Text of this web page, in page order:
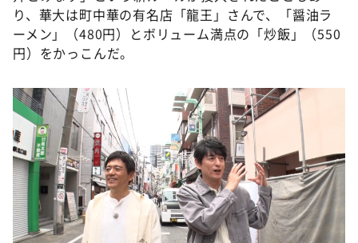
ぺこぱのまるスポ
アナ回覧板
り、華大は町中華の有名店「龍王」さんで、「醤油ラ
ーメン」（480円）とボリューム満点の「炒飯」（550
円）をかっこんだ。